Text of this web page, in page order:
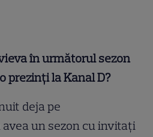
în următorul sezon
prezinți la Kanal D?
deja pe
un sezon cu invitaţi